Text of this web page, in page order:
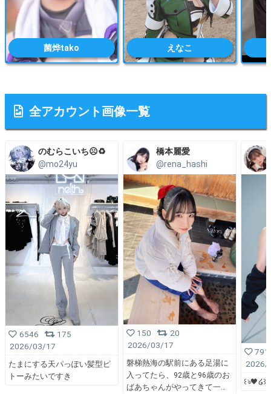
菌烨tako えなこ
全アカウント画像一覧
のむらこいち☹️♻️
@mo24yu
6546
175
2026/03/17
たまにする天パっぽい髪型ピ
トーみたいですき
橋本麗愛
@rena_hashi
150
20
2026/03/17
磐梯熱海の駅前にある足湯に
入ってたら、92歳と96歳のお
ばあちゃんがやってきて一
791
2026/
꒰ঌ🖤໒꒱